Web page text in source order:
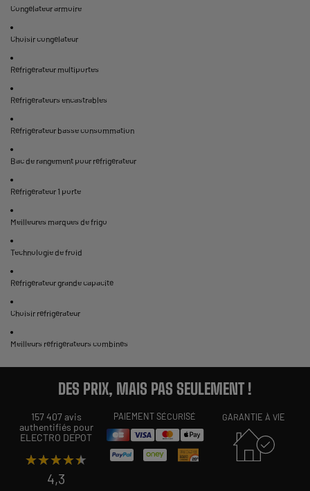
Congélateur armoire
Choisir congélateur
Réfrigérateur multiportes
Réfrigérateurs encastrables
Réfrigérateur basse consommation
Bac de rangement pour réfrigérateur
Réfrigérateur 1 porte
Meilleures marques de frigo
Technologie de froid
Réfrigérateur grande capacité
Choisir réfrigérateur
Meilleurs réfrigérateurs combinés
DES PRIX, MAIS PAS SEULEMENT !
157 407 avis
authentifiés pour
ELECTRO DEPOT
★★★★★
★★★★★
4,3
PAIEMENT SÉCURISÉ GARANTIE À VIE